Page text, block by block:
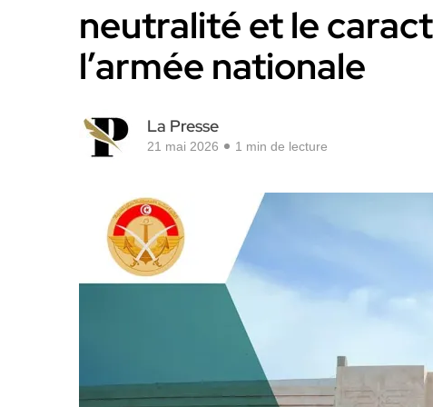
neutralité et le
l’armée nationale
La Presse
21 mai 2026 1 min de lecture